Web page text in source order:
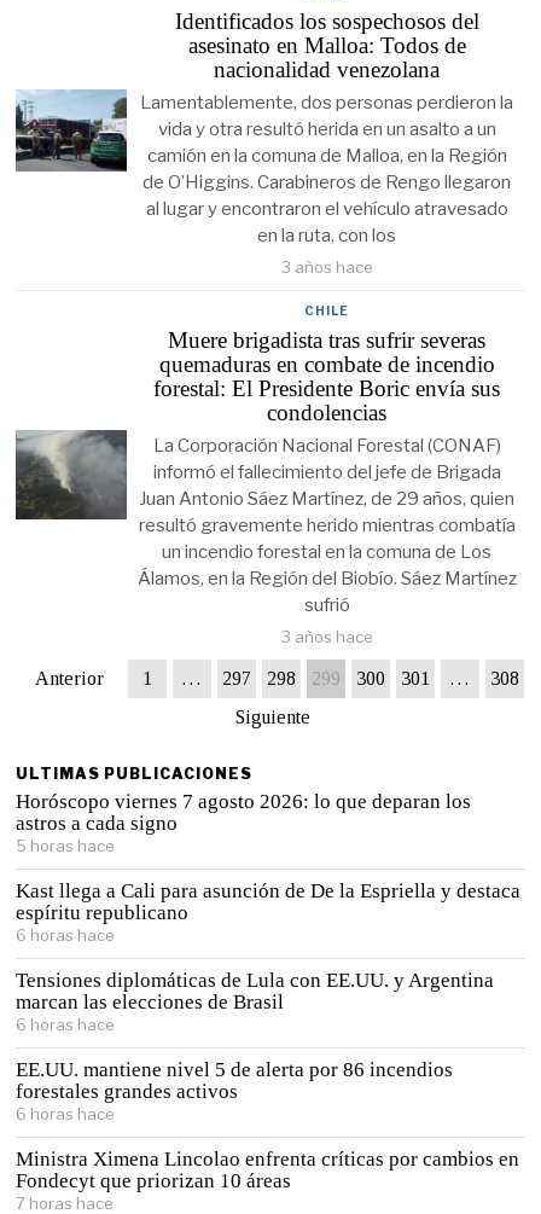
Identificados los sospechosos del
asesinato en Malloa: Todos de
nacionalidad venezolana
Lamentablemente, dos personas perdieron la
vida y otra resultó herida en un asalto a un
camión en la comuna de Malloa, en la Región
de O’Higgins. Carabineros de Rengo llegaron
al lugar y encontraron el vehículo atravesado
en la ruta, con los
3 años hace
CHILE
Muere brigadista tras sufrir severas
quemaduras en combate de incendio
forestal: El Presidente Boric envía sus
condolencias
La Corporación Nacional Forestal (CONAF)
informó el fallecimiento del jefe de Brigada
Juan Antonio Sáez Martínez, de 29 años, quien
resultó gravemente herido mientras combatía
un incendio forestal en la comuna de Los
Álamos, en la Región del Biobío. Sáez Martínez
sufrió
3 años hace
Anterior 1 … 297 298 299 300 301 …
308
Siguiente
ULTIMAS PUBLICACIONES
Horóscopo viernes 7 agosto 2026: lo que deparan los
astros a cada signo
5 horas hace
Kast llega a Cali para asunción de De la Espriella y destaca
espíritu republicano
6 horas hace
Tensiones diplomáticas de Lula con EE.UU. y Argentina
marcan las elecciones de Brasil
6 horas hace
EE.UU. mantiene nivel 5 de alerta por 86 incendios
forestales grandes activos
6 horas hace
Ministra Ximena Lincolao enfrenta críticas por cambios en
Fondecyt que priorizan 10 áreas
7 horas hace